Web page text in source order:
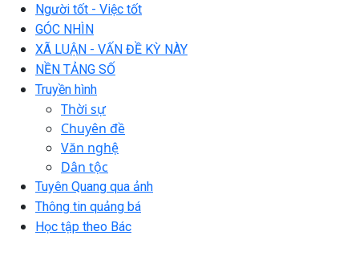
Người tốt - Việc tốt
GÓC NHÌN
XÃ LUẬN - VẤN ĐỀ KỲ NÀY
NỀN TẢNG SỐ
Truyền hình
Thời sự
Chuyên đề
Văn nghệ
Dân tộc
Tuyên Quang qua ảnh
Thông tin quảng bá
Học tập theo Bác